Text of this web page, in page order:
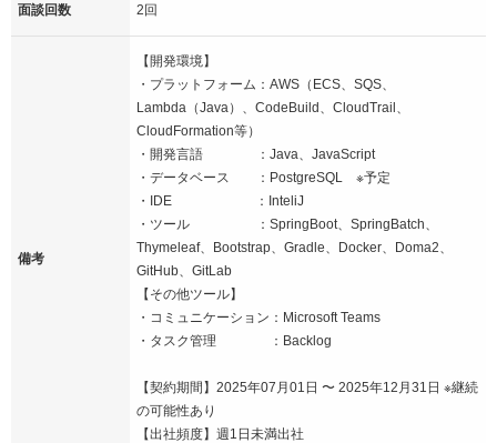
面談回数 2回
備考
【開発環境】
・プラットフォーム：AWS（ECS、SQS、
Lambda（Java）、CodeBuild、CloudTrail、
CloudFormation等）
・開発言語 ：Java、JavaScript
・データベース ：PostgreSQL ※予定
・IDE ：InteliJ
・ツール ：SpringBoot、SpringBatch、
Thymeleaf、Bootstrap、Gradle、Docker、Doma2、
GitHub、GitLab
【その他ツール】
・コミュニケーション：Microsoft Teams
・タスク管理 ：Backlog
【契約期間】2025年07月01日 〜 2025年12月31日 ※継続
の可能性あり
【出社頻度】週1日未満出社